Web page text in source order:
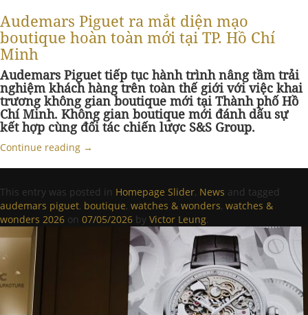
Audemars Piguet ra mắt diện mạo
boutique hoàn toàn mới tại TP. Hồ Chí
Minh
Audemars Piguet tiếp tục hành trình nâng tầm trải
nghiệm khách hàng trên toàn thế giới với việc khai
trương không gian boutique mới tại Thành phố Hồ
Chí Minh. Không gian boutique mới đánh dấu sự
kết hợp cùng đối tác chiến lược S&S Group.
Continue reading →
This entry was posted in Homepage Slider, News and tagged
audemars piguet, boutique, watches & wonders, watches &
wonders 2026 on 07/05/2026 by Victor Leung.